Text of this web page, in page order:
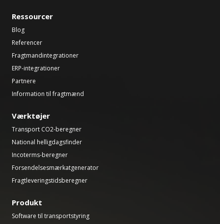
Ressourcer
Blog
Referencer
Fragtmandintegrationer
ERP-integrationer
Partnere
Information til fragtmænd
Værktøjer
Transport CO2-beregner
National helligdagsfinder
Incoterms-beregner
Forsendelsesmærkatgenerator
Fragtleveringstidsberegner
Produkt
Software til transportstyring